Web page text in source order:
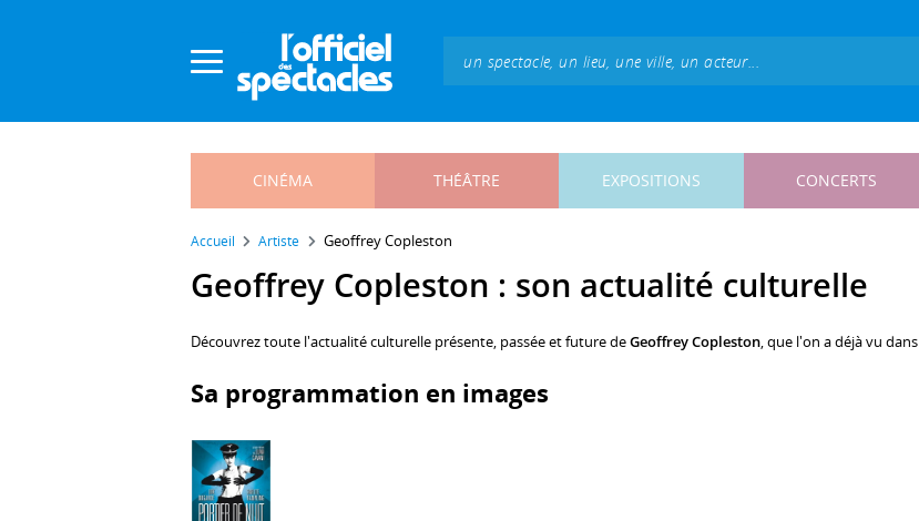
CINÉMA THÉÂTRE EXPOSITIONS CONCERTS
Accueil Artiste Geoffrey Copleston
Geoffrey Copleston : son actualité culturelle
Découvrez toute l'actualité culturelle présente, passée et future deGeoffrey Copleston, que l'on a déjà vu dans
Sa programmation en images